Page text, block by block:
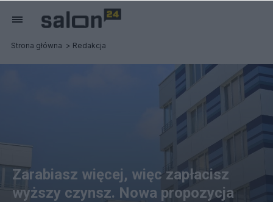
Strona główna Redakcja
Zarabiasz więcej, więc zapłacisz
wyższy czynsz. Nowa propozycja